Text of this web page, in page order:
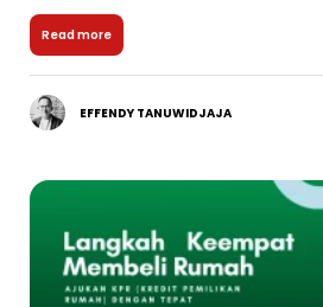
Read more
EFFENDY TANUWIDJAJA